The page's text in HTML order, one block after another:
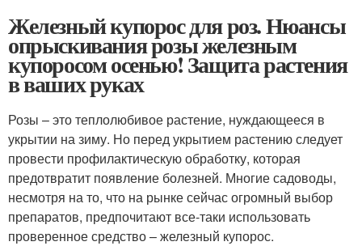
Железный купорос для роз. Нюансы
опрыскивания розы железным
купоросом осенью! Защита растения
в ваших руках
Розы – это теплолюбивое растение, нуждающееся в
укрытии на зиму. Но перед укрытием растению следует
провести профилактическую обработку, которая
предотвратит появление болезней. Многие садоводы,
несмотря на то, что на рынке сейчас огромный выбор
препаратов, предпочитают все-таки использовать
проверенное средство – железный купорос.